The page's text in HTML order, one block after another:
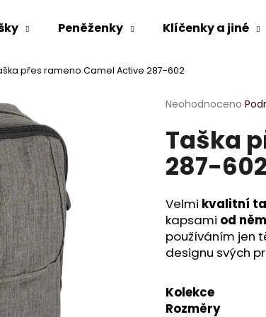
Peněženky Klíčenky a jiné
přes rameno Camel Active 287-602
Průměrné
produktu
0,0
z
hvězdiček.
Neohodnoceno
Taška
287-602
Velmi kvalitní
kapsami od
používáním jen
designu svých
Kolekce
Rozměry
Co potřebujete najít?
HLEDAT
Doporučujeme